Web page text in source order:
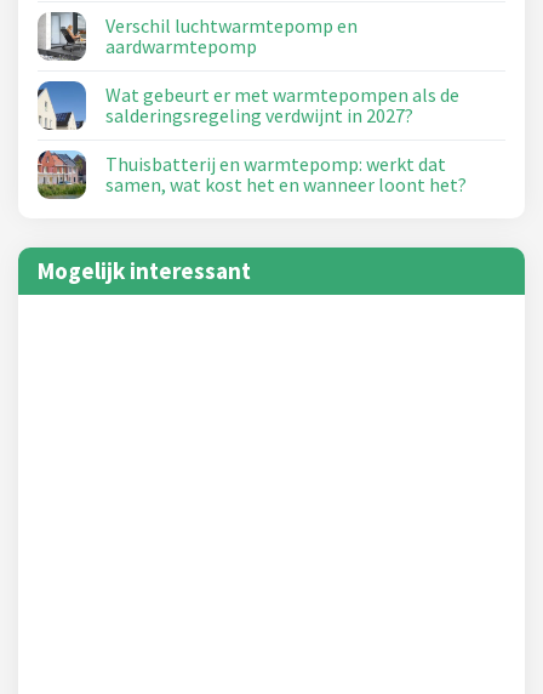
Verschil luchtwarmtepomp en
aardwarmtepomp
Wat gebeurt er met warmtepompen als de
salderingsregeling verdwijnt in 2027?
Thuisbatterij en warmtepomp: werkt dat
samen, wat kost het en wanneer loont het?
Mogelijk interessant